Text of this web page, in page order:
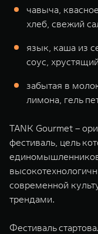
чавыча,
хлеб, свежий
язык, каша из
соус,
забытая в
лимона, гель
TANK Gourmet –
фестиваль, цель
современной
трендами.
Фестиваль